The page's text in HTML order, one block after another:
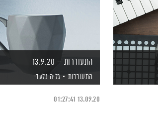
התעוררות – 13.9.20
התעוררות גליה גלעדי
13.09.20
01:27:41